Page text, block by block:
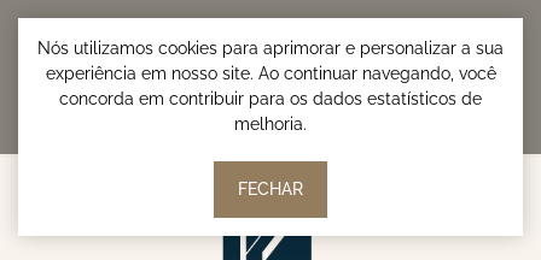
Nós utilizamos cookies para aprimorar e personalizar a sua
experiência em nosso site. Ao continuar navegando, você
concorda em contribuir para os dados estatísticos de
melhoria.
FECHAR